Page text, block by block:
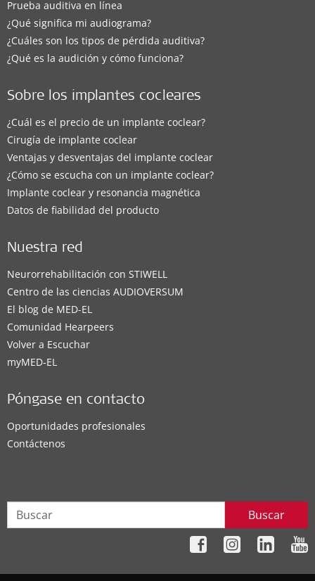
Prueba auditiva en línea
¿Qué significa mi audiograma?
¿Cuáles son los tipos de pérdida auditiva?
¿Qué es la audición y cómo funciona?
Sobre los implantes cocleares
¿Cuál es el precio de un implante coclear?
Cirugía de implante coclear
Ventajas y desventajas del implante coclear
¿Cómo se escucha con un implante coclear?
Implante coclear y resonancia magnética
Datos de fiabilidad del producto
Nuestra red
Neurorrehabilitación con STIWELL
Centro de las ciencias AUDIOVERSUM
El blog de MED-EL
Comunidad Hearpeers
Volver a Escuchar
myMED‑EL
Póngase en contacto
Oportunidades profesionales
Contáctenos
Buscar